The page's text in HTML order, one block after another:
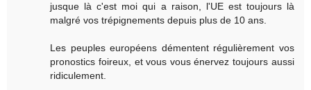
jusque là c'est moi qui a raison, l'UE est toujours là
malgré vos trépignements depuis plus de 10 ans.
Les peuples européens démentent régulièrement vos
pronostics foireux, et vous vous énervez toujours aussi
ridiculement.